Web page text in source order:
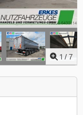
1 / 7